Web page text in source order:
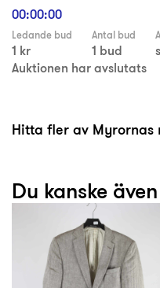
00:00:00
Ledande bud
1 kr
Antal bud
1 bud
Auktionen har avslutats
Hitta fler av
Du kanske